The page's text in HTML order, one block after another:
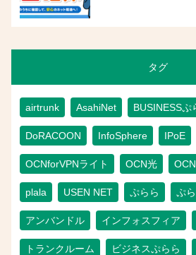
タグ
airtrunk AsahiNet BUSINESSぷ
DoRACOON InfoSphere IPoE
OCNforVPNライト OCN光
plala USEN NET ぷらら ぷ
アンバンドル インフォスフィア
トランクルーム ビジネスぷらら